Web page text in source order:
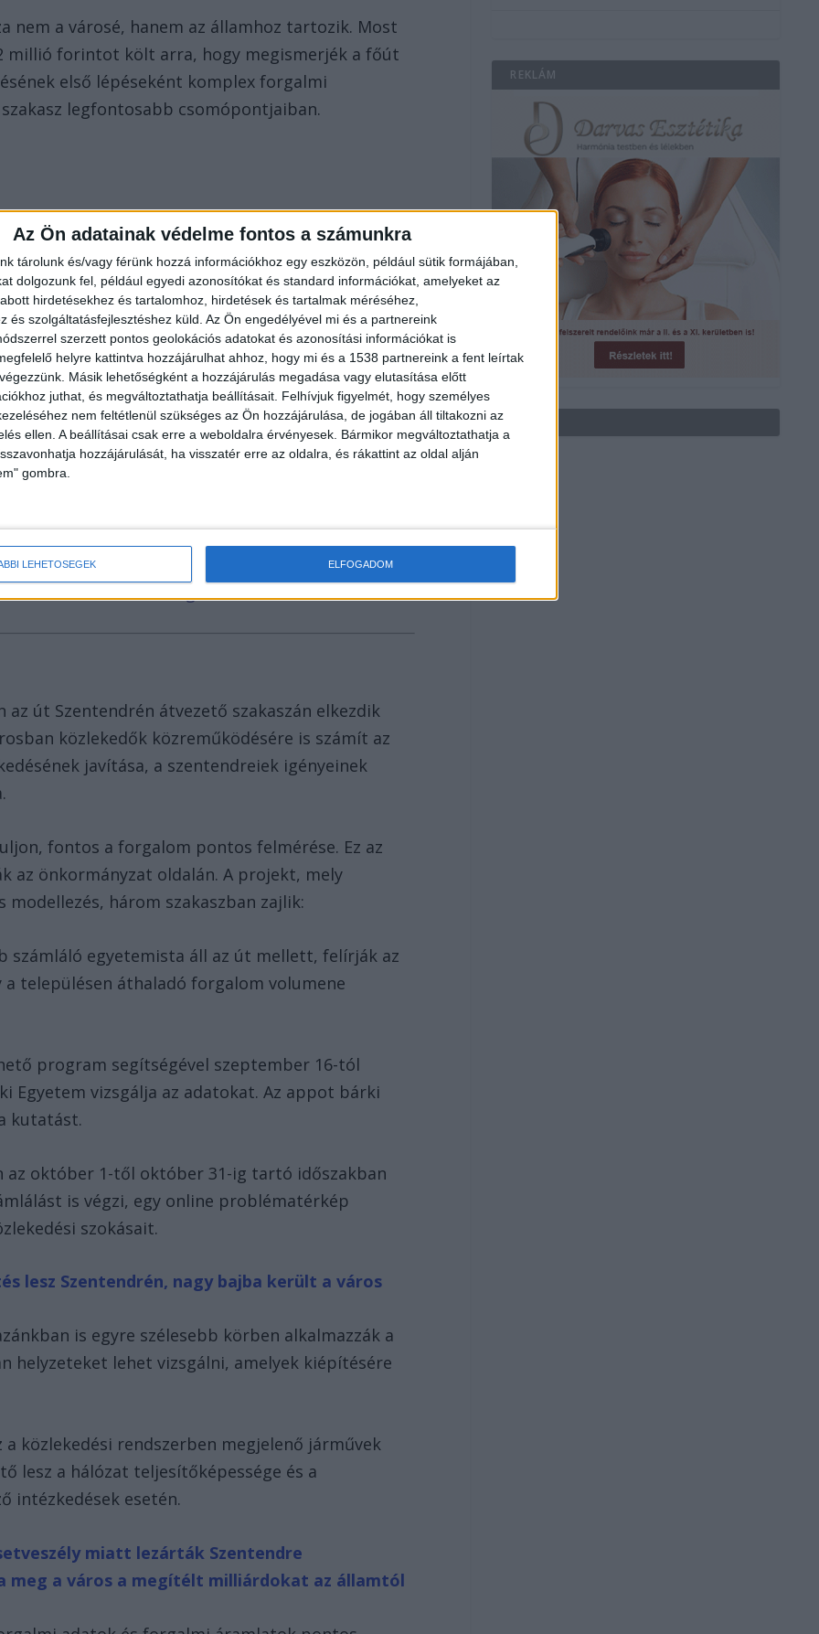
Az Ön adatainak védelme fontos a számunkra
tárolunk és/vagy férünk hozzá információkhoz egy eszközön, például sütik formájában,
dolgozunk fel, például egyedi azonosítókat és standard információkat, amelyeket az
hirdetésekhez és tartalomhoz, hirdetések és tartalmak méréséhez,
és szolgáltatásfejlesztéshez küld. Az Ön engedélyével mi és a partnereink
szerzett pontos geolokációs adatokat és azonosítási információkat is
helyre kattintva hozzájárulhat ahhoz, hogy mi és a 1538 partnereink a fent leírtak
Másik lehetőségként a hozzájárulás megadása vagy elutasítása előtt
juthat, és megváltoztathatja beállításait. Felhívjuk figyelmét, hogy személyes
nem feltétlenül szükséges az Ön hozzájárulása, de jogában áll tiltakozni az
ellen. A beállításai csak erre a weboldalra érvényesek. Bármikor megváltoztathatja a
hozzájárulását, ha visszatér erre az oldalra, és rákattint az oldal alján
gombra.
LEHETŐSÉGEK ELFOGADOM
nem a városé, hanem az államhoz tartozik. Most
millió forintot költ arra, hogy megismerjék a főút
első lépéseként komplex forgalmi
legfontosabb csomópontjaiban.
Különös kegyetlenséggel végeztek
a főbűnös örökre börtönben maradhat
olvassák. Olyan oldalakkal vagyunk egy
Blikk. A Facebookon már 248 ezres a
helyben hirdetni a leghatékonyabb. Nálunk
3 milliós lakosságát.
út Szentendrén átvezető szakaszán elkezdik
közlekedők közreműködésére is számít az
javítása, a szentendreiek igényeinek
fontos a forgalom pontos felmérése. Ez az
az önkormányzat oldalán. A projekt, mely
három szakaszban zajlik:
számláló egyetemista áll az út mellett, felírják az
településen áthaladó forgalom volumene
program segítségével szeptember 16-tól
Egyetem vizsgálja az adatokat. Az appot bárki
kutatást.
az október 1-től október 31-ig tartó időszakban
is végzi, egy online problématérkép
szokásait.
lesz Szentendrén, nagy bajba került a város
is egyre szélesebb körben alkalmazzák a
helyzeteket lehet vizsgálni, amelyek kiépítésére
közlekedési rendszerben megjelenő járművek
lesz a hálózat teljesítőképessége és a
intézkedések esetén.
miatt lezárták Szentendre
meg a város a megítélt milliárdokat az államtól
REKLÁM